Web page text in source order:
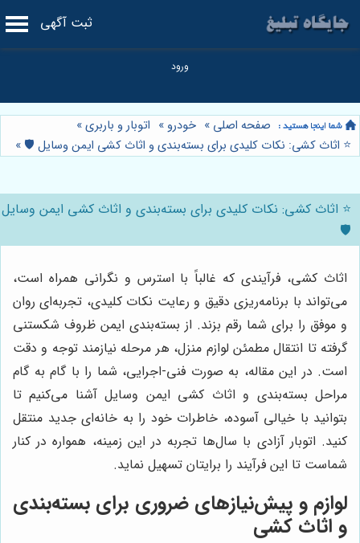
ثبت آگهی
صفحه اصلی » خودرو » اتوبار و باربری»
⭐️ اثاث کشی: نکات کلیدی برای بسته‌بندی و اثاث کشی ایمن وسایل 🛡️ »
⭐️ اثاث کشی: نکات کلیدی برای بسته‌بندی و اثاث کشی ایمن وسایل
🛡️
اثاث کشی، فرآیندی که غالباً با استرس و نگرانی همراه است،
می‌تواند با برنامه‌ریزی دقیق و رعایت نکات کلیدی، تجربه‌ای روان
و موفق را برای شما رقم بزند. از بسته‌بندی ایمن ظروف شکستنی
گرفته تا انتقال مطمئن لوازم منزل، هر مرحله نیازمند توجه و دقت
است. در این مقاله، به صورت فنی-اجرایی، شما را با گام به گام
مراحل بسته‌بندی و اثاث کشی ایمن وسایل آشنا می‌کنیم تا
بتوانید با خیالی آسوده، خاطرات خود را به خانه‌ای جدید منتقل
کنید. اتوبار آزادی با سال‌ها تجربه در این زمینه، همواره در کنار
شماست تا این فرآیند را برایتان تسهیل نماید.
لوازم و پیش‌نیازهای ضروری برای بسته‌بندی
و اثاث کشی